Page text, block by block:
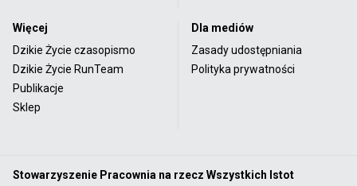
Więcej
Dzikie Życie czasopismo
Dzikie Życie RunTeam
Publikacje
Sklep
Dla mediów
Zasady udostępniania
Polityka prywatności
Stowarzyszenie Pracownia na rzecz Wszystkich Istot